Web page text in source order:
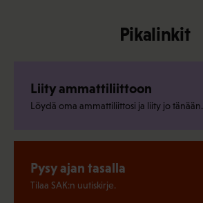
Pikalinkit
Liity ammattiliittoon
Löydä oma ammattiliittosi ja liity jo tänään.
Pysy ajan tasalla
Tilaa SAK:n uutiskirje.